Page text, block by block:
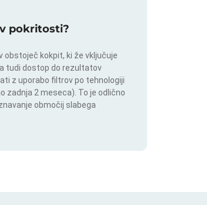
pokritosti?
obstoječ kokpit, ki že vključuje
tudi dostop do rezultatov
z uporabo filtrov po tehnologiji
zadnja 2 meseca). To je odlično
območij slabega